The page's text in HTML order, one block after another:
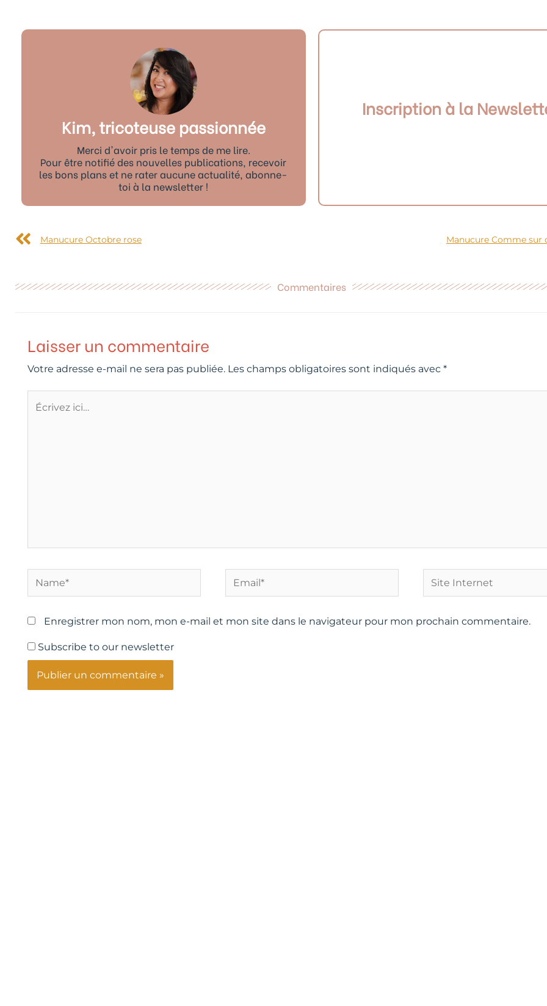
Kim, tricoteuse passionnée
Merci d'avoir pris le temps de me lire.
Pour être notifié des nouvelles publications, recevoir
les bons plans et ne rater aucune actualité, abonne-
toi à la newsletter !
Inscription à la
Manucure Octobre rose Manucure Comme sur
Commentaires
Laisser un commentaire
Votre adresse e-mail ne sera pas publiée. Les champs obligatoires sont indiqués avec *
ici…
Internet
Enregistrer mon nom, mon e-mail et mon site dans le navigateur pour mon prochain commentaire.
Subscribe to our newsletter